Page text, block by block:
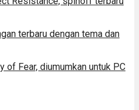
terbaru dengan tema dan
of Fear, diumumkan untuk PC